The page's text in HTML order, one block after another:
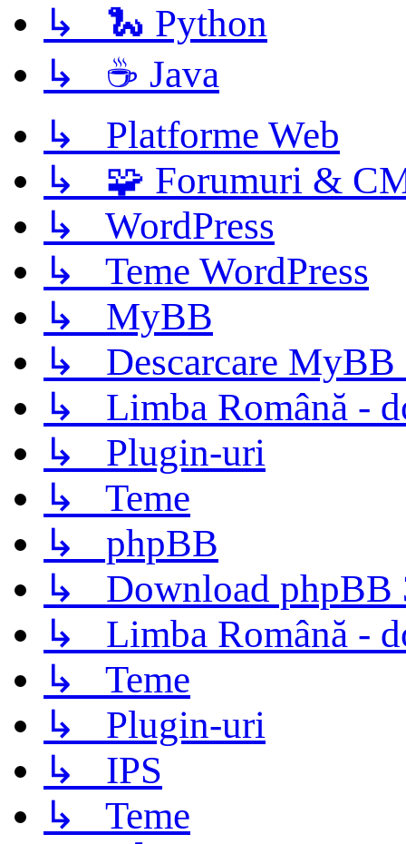
↳ 🐍 Python
↳ ☕ Java
↳ Platforme Web
↳ 🧩 Forumuri &
↳ WordPress
↳ Teme WordPress
↳ MyBB
↳ Descarcare MyBB
↳ Limba Română -
↳ Plugin-uri
↳ Teme
↳ phpBB
↳ Download phpBB
↳ Limba Română -
↳ Teme
↳ Plugin-uri
↳ IPS
↳ Teme